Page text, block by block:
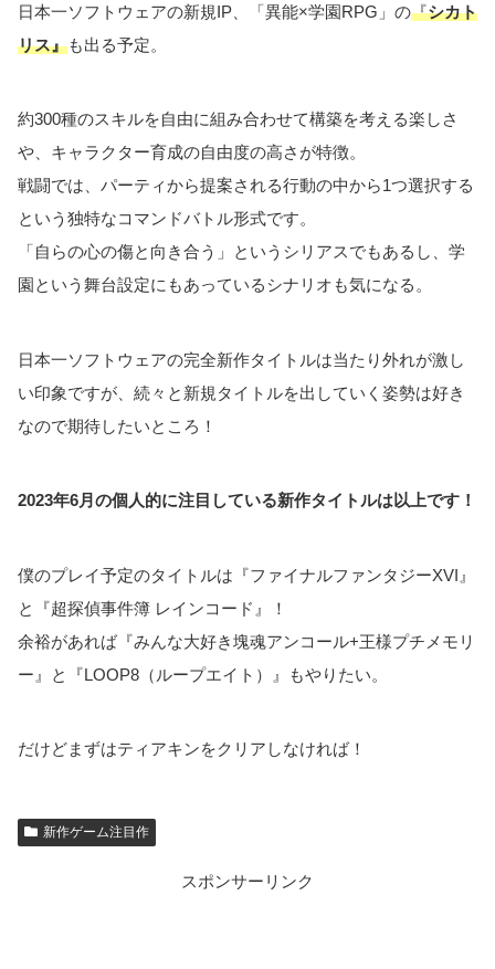
日本一ソフトウェアの新規IP、「異能×学園RPG」の『シカト
リス』も出る予定。
約300種のスキルを自由に組み合わせて構築を考える楽しさ
や、キャラクター育成の自由度の高さが特徴。
戦闘では、パーティから提案される行動の中から1つ選択する
という独特なコマンドバトル形式です。
「自らの心の傷と向き合う」というシリアスでもあるし、学
園という舞台設定にもあっているシナリオも気になる。
日本一ソフトウェアの完全新作タイトルは当たり外れが激し
い印象ですが、続々と新規タイトルを出していく姿勢は好き
なので期待したいところ！
2023年6月の個人的に注目している新作タイトルは以上です！
僕のプレイ予定のタイトルは『ファイナルファンタジーXVI』
と『超探偵事件簿 レインコード』！
余裕があれば『みんな大好き塊魂アンコール+王様プチメモリ
ー』と『LOOP8（ループエイト）』もやりたい。
だけどまずはティアキンをクリアしなければ！
新作ゲーム注目作
スポンサーリンク